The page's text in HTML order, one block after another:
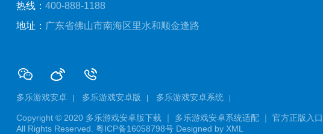
热线： 400-888-1188
地址： 广东省佛山市南海区里水和顺金逢路
多乐游戏安卓 多乐游戏安卓版 多乐游戏安卓系统
Copyright © 2020 多乐游戏安卓版下载 ｜ 多乐游戏安卓系统适配 ｜ 官方正版入口
All Rights Reserved. 粤ICP备16058798号Designed by XML